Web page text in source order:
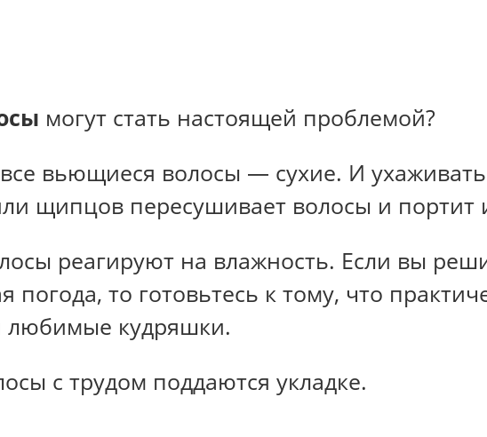
могут стать настоящей проблемой?
вьющиеся волосы — сухие. И
щипцов пересушивает волосы и портит
реагируют на влажность. Если вы
то готовьтесь к тому, что
любимые кудряшки.
с трудом поддаются укладке.